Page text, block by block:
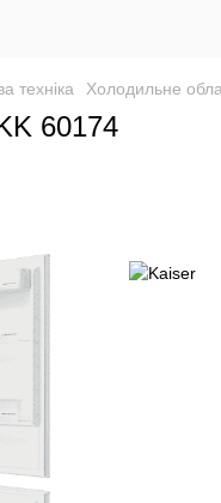
техніка Холодильне
60174